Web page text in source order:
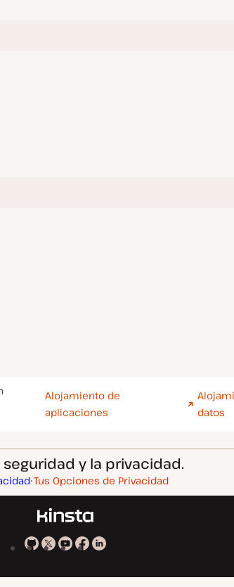
Alojamiento de
aplicaciones
datos
y la privacidad.
Tus Opciones de Privacidad
KinstaKinstaKinsta
KinstaKinsta